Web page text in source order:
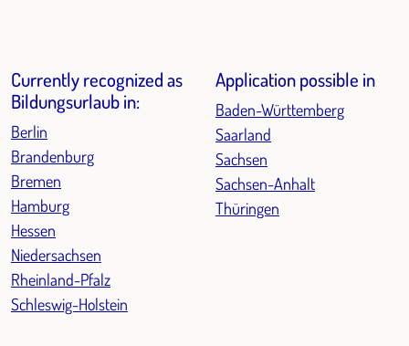
Currently recognized as
Bildungsurlaub in:
Berlin
Brandenburg
Bremen
Hamburg
Hessen
Niedersachsen
Rheinland-Pfalz
Schleswig-Holstein
Application possible in
Baden-Württemberg
Saarland
Sachsen
Sachsen-Anhalt
Thüringen